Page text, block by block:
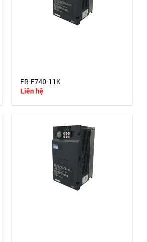
FR-F740-11K
Liên hệ